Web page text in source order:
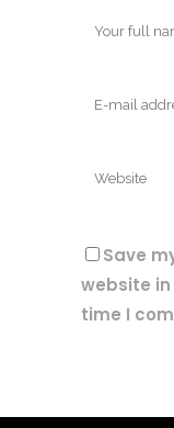
Save
website
time I